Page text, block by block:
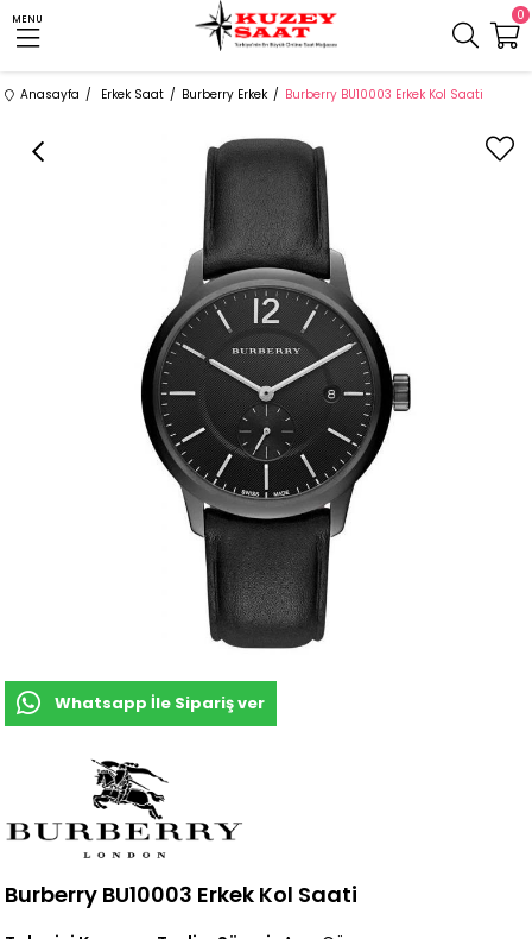
MENU 0
Anasayfa Erkek Saat Burberry Erkek Burberry BU10003 Erkek Kol Saati
Whatsapp İle Sipariş ver
Burberry BU10003 Erkek Kol Saati